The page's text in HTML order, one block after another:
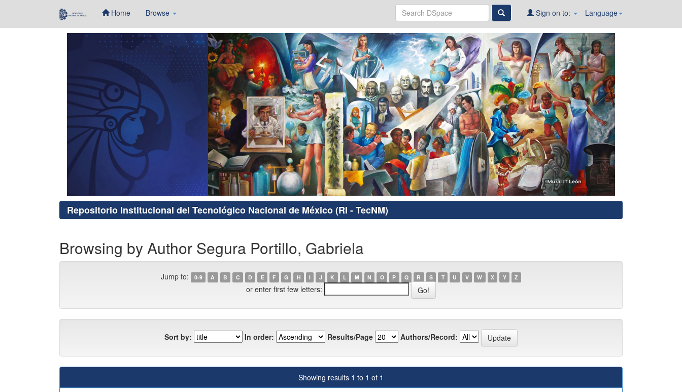
Home Browse Language
Sign on to:
Repositorio Institucional del Tecnológico Nacional de México (RI - TecNM)
Browsing by Author Segura Portillo, Gabriela
Jump to: 0-9 A B C D E F G H I J K L M N O P Q R S T U V W X Y Z
or enter first few letters:
Sort by: In order: Results/Page Authors/Record:
Showing results 1 to 1 of 1